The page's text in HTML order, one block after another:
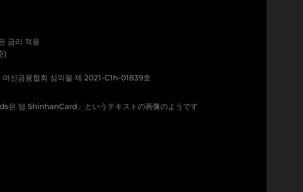
금리 적용
)
신금융협회 심의필 제 2021-C1h-01839호